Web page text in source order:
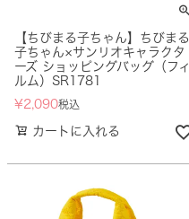
【ちびまる子ちゃん】ちびまる
子ちゃん×サンリオキャラクタ
ーズ ショッピングバッグ（フィ
ルム）SR1781
¥2,090税込
カートに入れる